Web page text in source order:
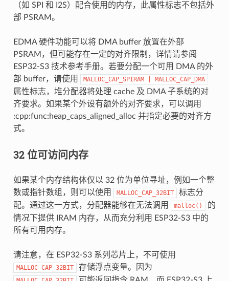
（如 SPI 和 I2S）配合使用的内存，此属性标志不包括外
部 PSRAM。
EDMA 硬件功能可以将 DMA buffer 放置在外部
PSRAM，但可能存在一定的对齐限制，详情请参阅
ESP32-S3 技术参考手册。若要分配一个可用 DMA 的外
部 buffer，请使用
MALLOC_CAP_SPIRAM MALLOC_CAP_DMA
属性标志，堆分配器将处理 cache 及 DMA 子系统的对
齐要求。如果某个外设有额外的对齐要求，可以调用
:cpp:func:heap_caps_aligned_alloc 并指定必要的对齐方
式。
32 位可访问内存
如果某个内存结构体仅以 32 位为单位寻址，例如一个整
数或指针数组，则可以使用
MALLOC_CAP_32BIT
标志分
配。通过这一方式，分配器能够在无法调用
malloc()
的
情况下提供 IRAM 内存，从而充分利用 ESP32-S3 中的
所有可用内存。
请注意，在 ESP32-S3 系列芯片上，不可使用
MALLOC_CAP_32BIT 存储浮点变量。因为